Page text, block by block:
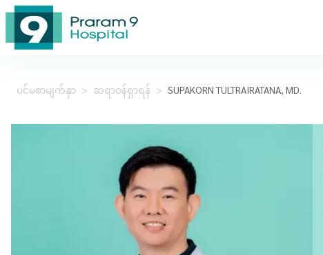
ပင်မစာမျက်နှာ > ဆရာဝန်ရှာရန် > SUPAKORN TULTRAIRATANA, MD.